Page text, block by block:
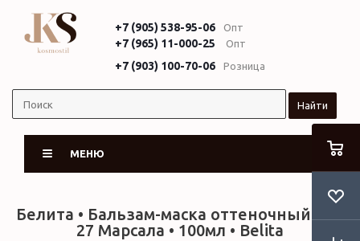
+7 (905) 538-95-06 Опт
+7 (965) 11-000-25 Опт
+7 (903) 100-70-06 Розница
Найти
МЕНЮ
Белита • Бальзам-маска оттеночный тон
27 Марсала • 100мл • Belita